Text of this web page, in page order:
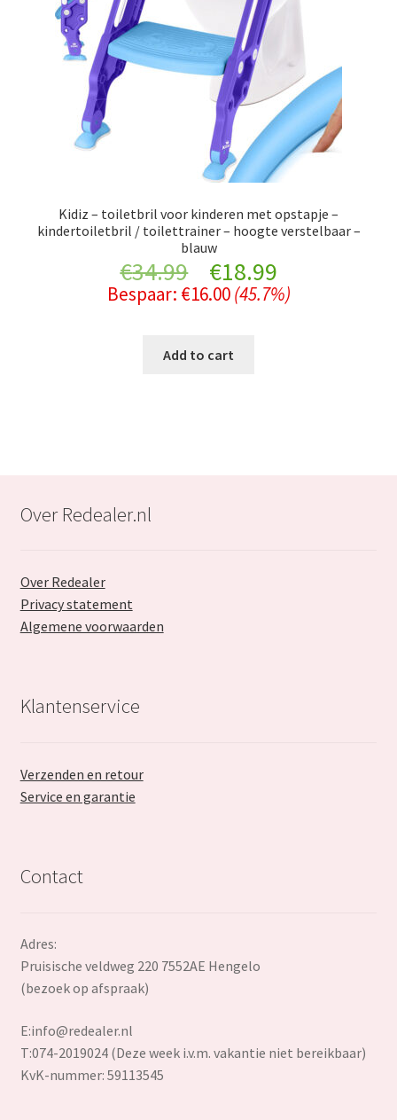
Kidiz – toiletbril voor kinderen met opstapje –
kindertoiletbril / toilettrainer – hoogte verstelbaar –
blauw
€34.99
Original
price
was:
€18.99Current
price
Bespaar: €16.00 (45.7%)
Add to cart
Over Redealer.nl
Over Redealer
Privacy statement
Algemene voorwaarden
Klantenservice
Verzenden en retour
Service en garantie
Contact
Adres:
Pruisische veldweg 220 7552AE Hengelo
(bezoek op afspraak)
E:info@redealer.nl
T:074-2019024 (Deze week i.v.m. vakantie niet bereikbaar)
KvK-nummer: 59113545